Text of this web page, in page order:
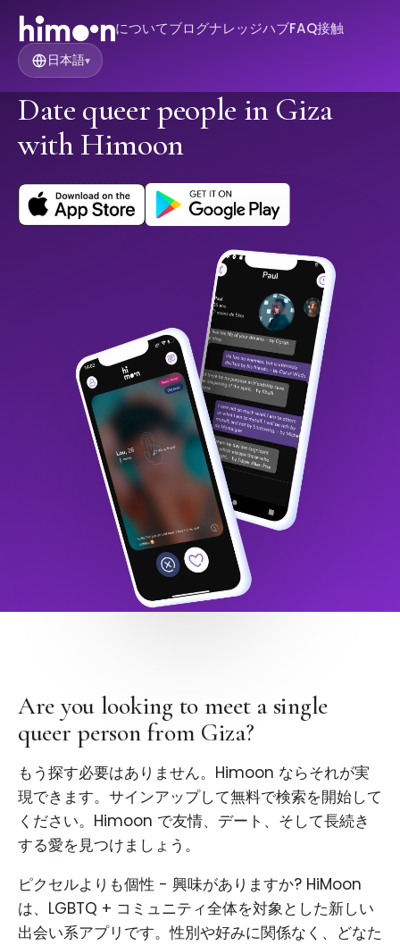
についてブログナレッジハブFAQ接触
日本語▾
Date queer people in Giza
with Himoon
Are you looking to meet a single
queer person from Giza?
もう探す必要はありません。Himoon ならそれが実
現できます。サインアップして無料で検索を開始して
ください。Himoon で友情、デート、そして長続き
する愛を見つけましょう。
ピクセルよりも個性 - 興味がありますか? HiMoon
は、LGBTQ + コミュニティ全体を対象とした新しい
出会い系アプリです。性別や好みに関係なく、どなた